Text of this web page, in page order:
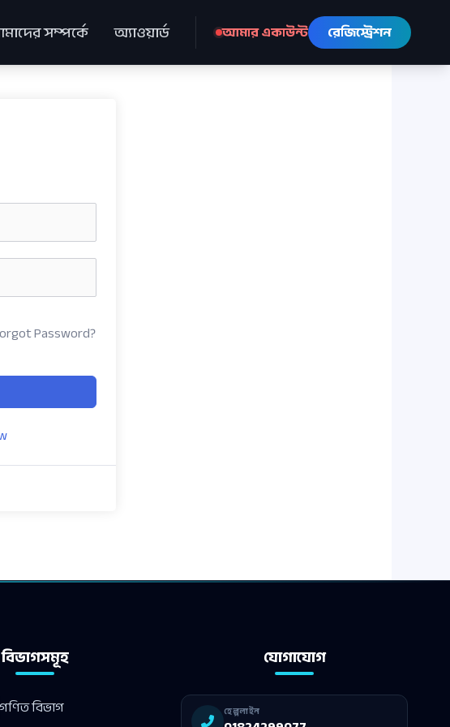
সম্পর্কে অ্যাওয়ার্ড আমার একাউন্ট রেজিস্ট্রেশন
Password?
বিভাগসমূহ
গণিত বিভাগ
যোগাযোগ
হেল্পলাইন